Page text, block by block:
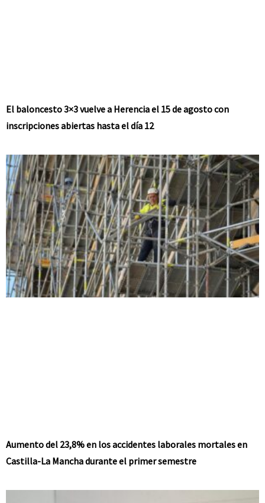
El baloncesto 3×3 vuelve a Herencia el 15 de agosto con
inscripciones abiertas hasta el día 12
Aumento del 23,8% en los accidentes laborales mortales en
Castilla-La Mancha durante el primer semestre